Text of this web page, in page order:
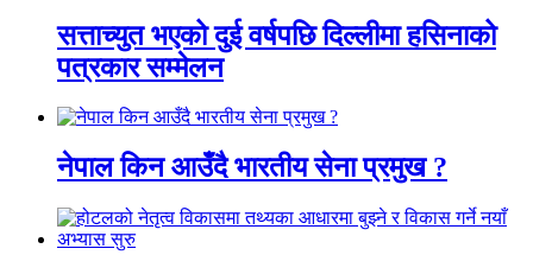
सत्ताच्युत भएको दुई वर्षपछि दिल्लीमा हसिनाको
पत्रकार सम्मेलन
नेपाल किन आउँदै भारतीय सेना प्रमुख ?